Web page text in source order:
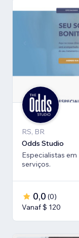
RS, BR
Odds Studio
Especialistas
serviços.
0,0 (0)
Vanaf $ 120